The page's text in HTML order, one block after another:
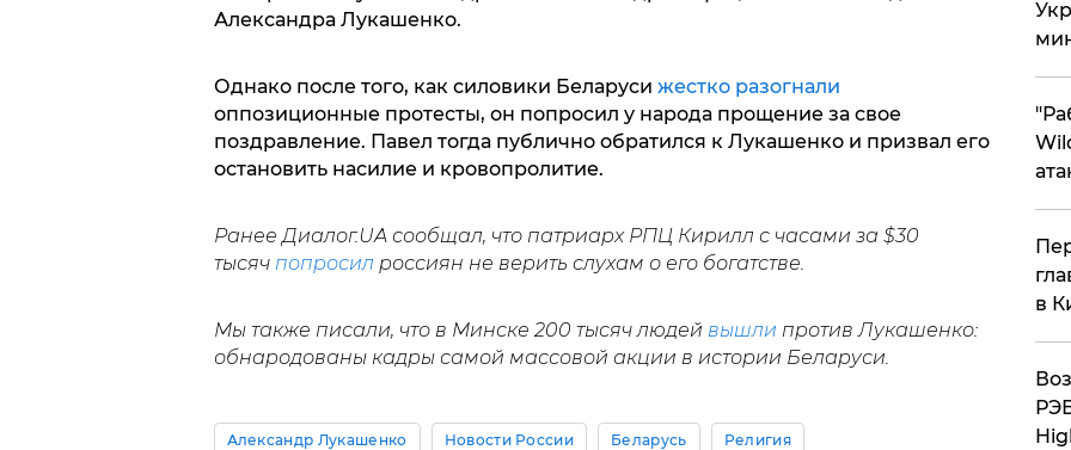
Александра Лукашенко.
Однако после того, как силовики Беларуси жестко разогнали
оппозиционные протесты, он попросил у народа прощение за свое
поздравление. Павел тогда публично обратился к Лукашенко и призвал его
остановить насилие и кровопролитие.
Ранее Диалог.UA сообщал, что патриарх РПЦ Кирилл с часами за $30
тысяч попросил россиян не верить слухам о его богатстве.
Мы также писали, что в Минске 200 тысяч людей вышли против Лукашенко:
обнародованы кадры самой массовой акции в истории Беларуси.
Александр Лукашенко Новости России Беларусь Религия
в